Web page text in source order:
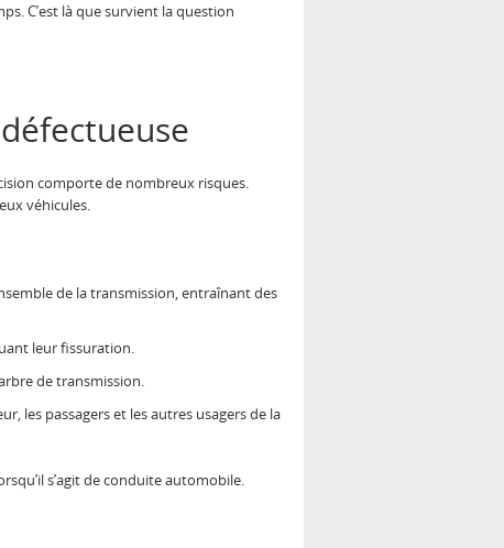
C’est là que survient la question
comporte de nombreux risques.
véhicules.
de la transmission, entraînant des
leur fissuration.
de transmission.
les passagers et les autres usagers de la
s’agit de conduite automobile.